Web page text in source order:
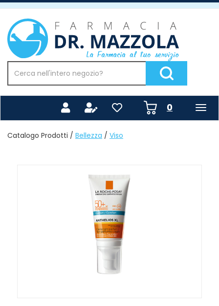
Passa
contenuto
principale
Farmacia
Mazzola
Prodotto
Cerca Prodotto
0prodotti
inseriti
Catalogo Prodotti / Bellezza / Viso